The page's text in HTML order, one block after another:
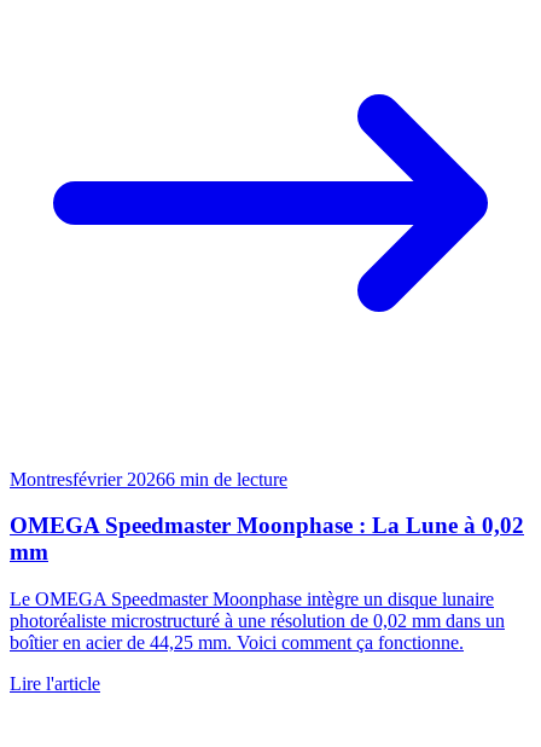
Montresfévrier 20266 min de lecture
OMEGA Speedmaster Moonphase : La Lune à 0,02
mm
Le OMEGA Speedmaster Moonphase intègre un disque lunaire
photoréaliste microstructuré à une résolution de 0,02 mm dans un
boîtier en acier de 44,25 mm. Voici comment ça fonctionne.
Lire l'article